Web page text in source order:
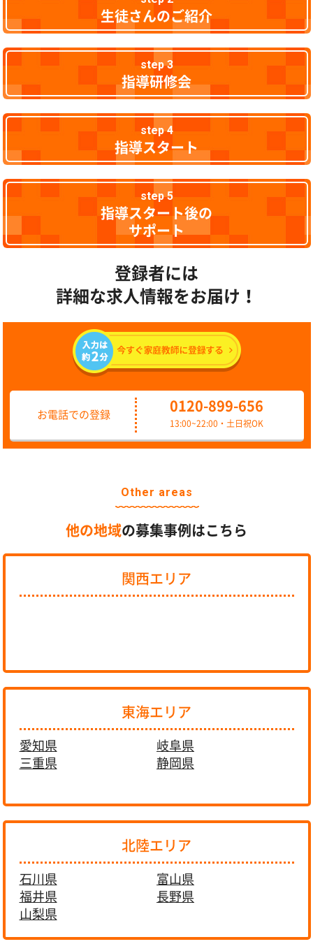
生徒さんのご紹介
step 3
指導研修会
step 4
指導スタート
step 5
指導スタート後の
サポート
登録者には
詳細な求人情報をお届け！
お電話での登録
0120-899-656
13:00~22:00・土日祝OK
Other areas
他の地域の募集事例はこちら
関西エリア
東海エリア
愛知県
岐阜県
三重県
静岡県
北陸エリア
石川県
富山県
福井県
長野県
山梨県